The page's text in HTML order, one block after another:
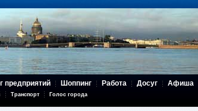
предприятий Шоппинг Работа Досуг Афиша
Транспорт Голос города